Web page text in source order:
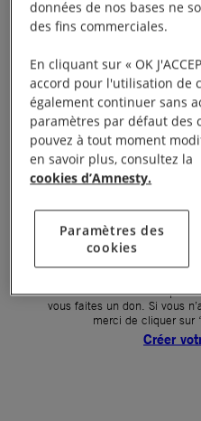
Mot de passe
Un problème de
Première
La création de votre espace
vous faites un don. Si vous
merci de cliquer sur
Créer
données de nos bases ne
des fins commerciales.
En cliquant sur « OK
accord pour l'utilisation de
également continuer sans
paramètres par défaut des
pouvez à tout moment
en savoir plus, consultez la
cookies d’Amnesty.
Paramètres des
cookies